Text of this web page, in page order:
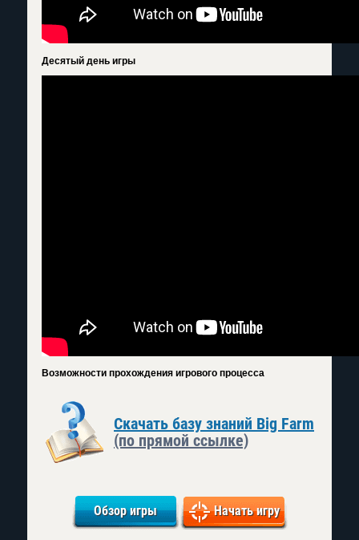
Десятый день игры
Возможности прохождения игрового процесса
Скачать базу знаний Big Farm
(по прямой ссылке)
Обзор игры Начать игру